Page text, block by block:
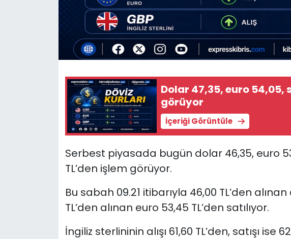
Dolar 47,35, euro 54,05,
görüyor
İçeriği Görüntüle
Serbest piyasada bugün dolar 46,35, euro
TL’den işlem görüyor.
Bu sabah 09.21 itibarıyla 46,00 TL’den alınan
TL’den alınan euro 53,45 TL’den satılıyor.
İngiliz sterlininin alışı 61,60 TL’den, satışı ise
Nöbetçi Eczaneler
Teknoloji
Video Galeri